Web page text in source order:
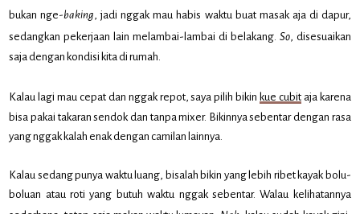
bukan nge-baking , jadi nggak mau habis waktu buat masak aja di dapur,
sedangkan pekerjaan lain melambai-lambai di belakang. So, disesuaikan
saja dengan kondisi kita di rumah.
Kalau lagi mau cepat dan nggak repot, saya pilih bikin kue cubit aja karena
bisa pakai takaran sendok dan tanpa mixer. Bikinnya sebentar dengan rasa
yang nggak kalah enak dengan camilan lainnya.
Kalau sedang punya waktu luang, bisalah bikin yang lebih ribet kayak bolu-
boluan atau roti yang butuh waktu nggak sebentar. Walau kelihatannya